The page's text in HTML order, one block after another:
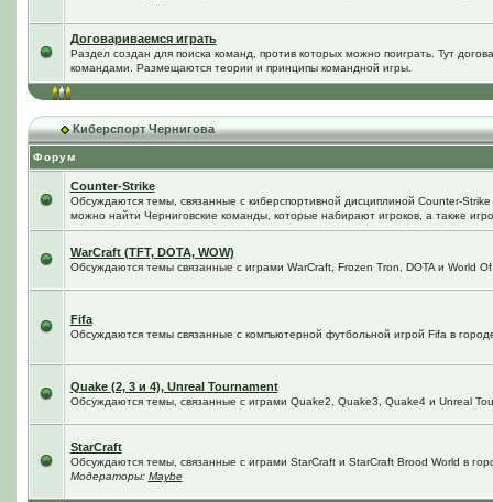
Договариваемся играть
Раздел создан для поиска команд, против которых можно поиграть. Тут
командами. Размещаются теории и принципы командной игры.
Киберспорт Чернигова
Форум
Counter-Strike
Обсуждаются темы, связанные с киберспортивной дисциплиной Counter-Strike
можно найти Черниговские команды, которые набирают игроков, а также
WarCraft (TFT, DOTA, WOW)
Обсуждаются темы связанные с играми WarCraft, Frozen Tron, DOTA и World
Fifa
Обсуждаются темы связанные с компьютерной футбольной игрой Fifa в
Quake (2, 3 и 4), Unreal Tournament
Обсуждаются темы, связанные с играми Quake2, Quake3, Quake4 и Unreal
StarCraft
Обсуждаются темы, связанные с играми StarCraft и StarCraft Brood World в
Модераторы: Maybe